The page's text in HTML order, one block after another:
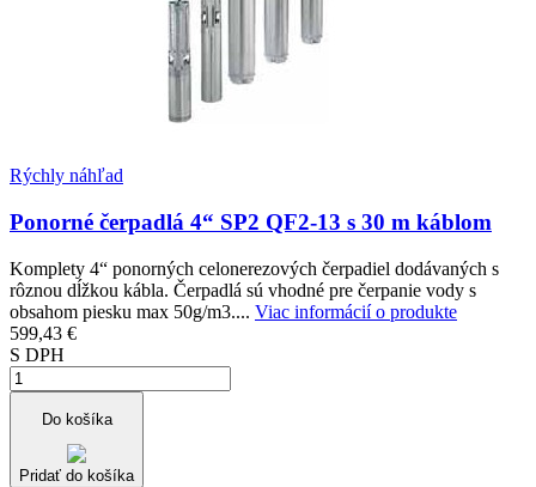
Rýchly náhľad
Ponorné čerpadlá 4“ SP2 QF2-13 s 30 m káblom
Komplety 4“ ponorných celonerezových čerpadiel dodávaných s
rôznou dĺžkou kábla. Čerpadlá sú vhodné pre čerpanie vody s
obsahom piesku max 50g/m3.... Viac informácií o produkte
599,43 €
S DPH
Do košíka
Pridať do košíka